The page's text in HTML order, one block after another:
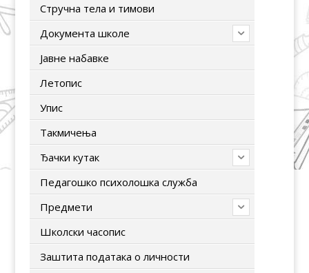
Стручна тела и тимови
Документа школе
Јавне набавке
Летопис
Упис
Tакмичења
Ђачки кутак
Педагошко психолошка служба
Предмети
Школски часопис
Заштита података о личности